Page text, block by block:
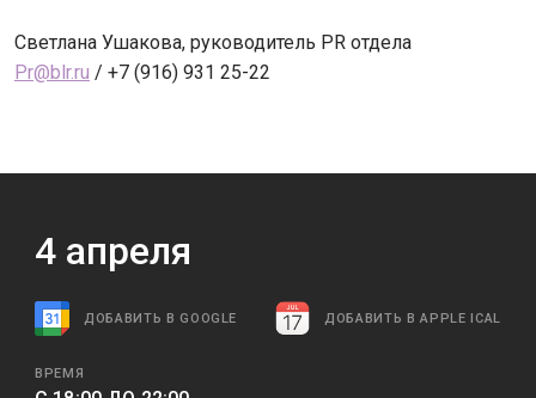
Светлана Ушакова, руководитель PR отдела
Pr@blr.ru / +7 (916) 931 25-22
4апреля
ДОБАВИТЬ В GOOGLE ДОБАВИТЬ В APPLE ICAL
ВРЕМЯ